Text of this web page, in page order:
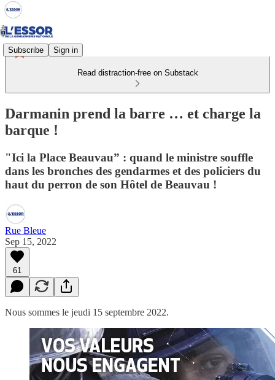
Subscribe Sign in
Read distraction-free on Substack
Darmanin prend la barre … et charge la
barque !
"Ici la Place Beauvau” : quand le ministre souffle
dans les bronches des gendarmes et des policiers du
haut du perron de son Hôtel de Beauvau !
Rue Bleue
Sep 15, 2022
61
Nous sommes le jeudi 15 septembre 2022.